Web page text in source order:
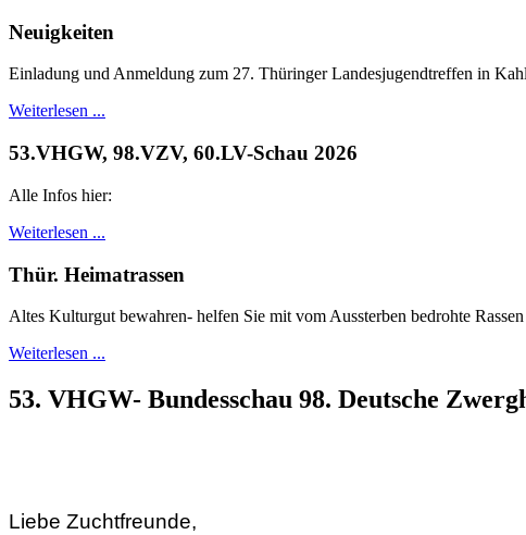
Neuigkeiten
Einladung und Anmeldung zum 27. Thüringer Landesjugendtreffen in
Weiterlesen ...
53.VHGW, 98.VZV, 60.LV-Schau 2026
Alle Infos hier:
Weiterlesen ...
Thür. Heimatrassen
Altes Kulturgut bewahren- helfen Sie mit vom Aussterben bedrohte
Weiterlesen ...
53. VHGW- Bundesschau 98. Deutsche
Liebe Zuchtfreunde,